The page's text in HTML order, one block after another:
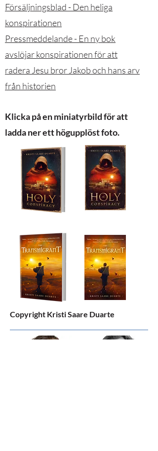
Försäljningsblad - Den heliga
konspirationen
Pressmeddelande - En ny bok
avslöjar konspirationen för att
radera Jesu bror Jakob och hans arv
från historien
Klicka på en miniatyrbild för att
ladda ner ett högupplöst foto.
Copyright Kristi Saare Duarte